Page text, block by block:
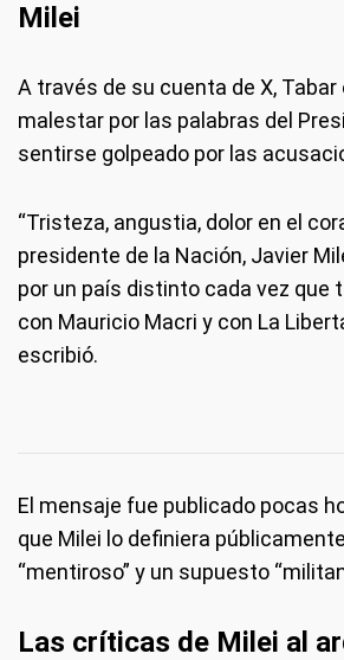
Milei
A través de su cuenta de X, Tabar
malestar por las palabras del
sentirse golpeado por las
“Tristeza, angustia, dolor en el
presidente de la Nación, Javier
por un país distinto cada vez que
con Mauricio Macri y con La
escribió.
El mensaje fue publicado pocas
que Milei lo definiera
“mentiroso” y un supuesto
Las críticas de Milei al